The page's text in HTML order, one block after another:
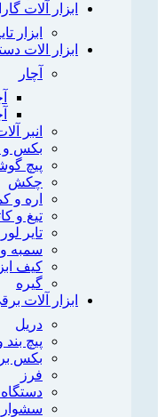
ابزار آلات
ابزار
ابزار الات
آچار
انبر
بکس و
پیچ
چکش
اره و
تیغ و
تایر لور
سمبه
کیف
گیره
ابزار آلات
دریل
پیچ
بکس
فرز